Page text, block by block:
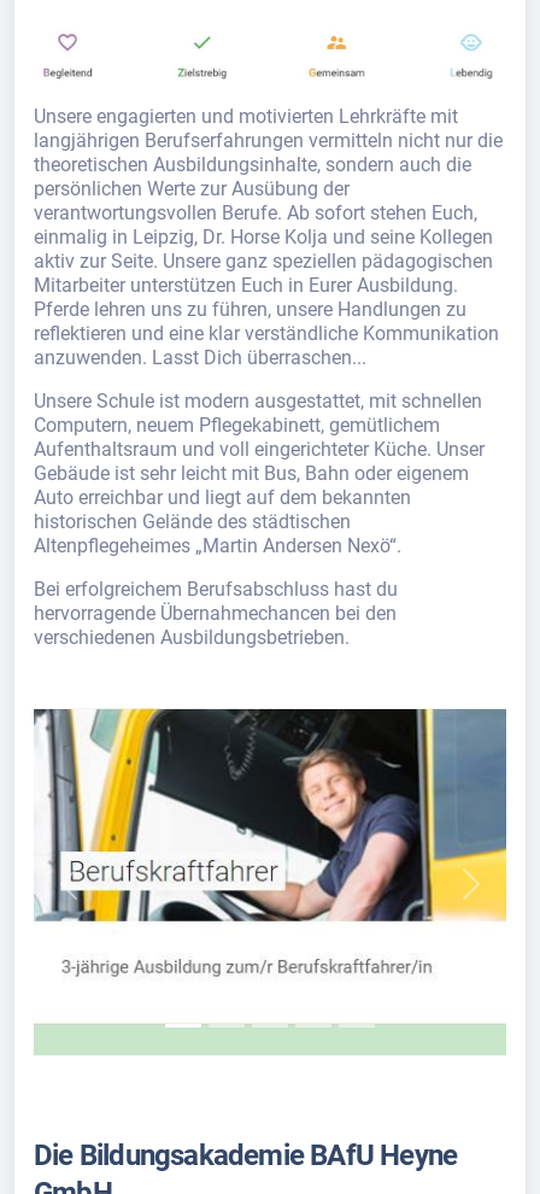
Unsere engagierten und motivierten Lehrkräfte mit
langjährigen Berufserfahrungen vermitteln nicht nur die
theoretischen Ausbildungsinhalte, sondern auch die
persönlichen Werte zur Ausübung der
verantwortungsvollen Berufe. Ab sofort stehen Euch,
einmalig in Leipzig, Dr. Horse Kolja und seine Kollegen
aktiv zur Seite. Unsere ganz speziellen pädagogischen
Mitarbeiter unterstützen Euch in Eurer Ausbildung.
Pferde lehren uns zu führen, unsere Handlungen zu
reflektieren und eine klar verständliche Kommunikation
anzuwenden. Lasst Dich überraschen...
Unsere Schule ist modern ausgestattet, mit schnellen
Computern, neuem Pflegekabinett, gemütlichem
Aufenthaltsraum und voll eingerichteter Küche. Unser
Gebäude ist sehr leicht mit Bus, Bahn oder eigenem
Auto erreichbar und liegt auf dem bekannten
historischen Gelände des städtischen
Altenpflegeheimes „Martin Andersen Nexö“.
Bei erfolgreichem Berufsabschluss hast du
hervorragende Übernahmechancen bei den
verschiedenen Ausbildungsbetrieben.
Previous Next
Die Bildungsakademie BAfU Heyne